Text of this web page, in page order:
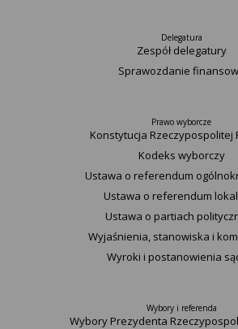
Delegatura
Zespół delegatury
Sprawozdanie
Prawo wyborcze
Konstytucja Rzeczypospolitej
Kodeks wyborczy
Ustawa o referendum
Ustawa o referendum
Ustawa o partiach
Wyjaśnienia, stanowiska i
Wyroki i postanowienia
Wybory i referenda
Wybory Prezydenta